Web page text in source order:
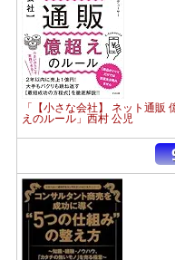
「【小さな会社】 ネット通販
えのルール」西村 公児